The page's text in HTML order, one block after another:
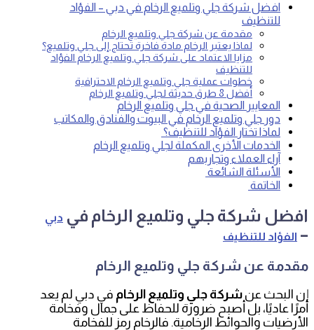
افضل شركة جلي وتلميع الرخام في دبي – الفؤاد
للتنظيف
مقدمة عن شركة جلي وتلميع الرخام
لماذا يعتبر الرخام مادة فاخرة تحتاج إلى جلي وتلميع؟
مزايا الاعتماد على شركة جلي وتلميع الرخام الفؤاد
للتنظيف
خطوات عملية جلي وتلميع الرخام الاحترافية
أفضل 8 طرق حديثة لجلي وتلميع الرخام
المعايير الصحية في جلي وتلميع الرخام
دور جلي وتلميع الرخام في البيوت والفنادق والمكاتب
لماذا تختار الفؤاد للتنظيف؟
الخدمات الأخرى المكملة لجلي وتلميع الرخام
آراء العملاء وتجاربهم
الأسئلة الشائعة
الخاتمة
افضل شركة جلي وتلميع الرخام في دبي
– الفؤاد للتنظيف
مقدمة عن شركة جلي وتلميع الرخام
إن البحث عن شركة جلي وتلميع الرخام في دبي لم يعد
أمرًا عاديًا، بل أصبح ضرورة للحفاظ على جمال وفخامة
الأرضيات والحوائط الرخامية. فالرخام رمز للفخامة